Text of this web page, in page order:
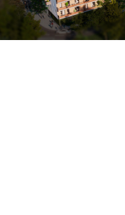
CENÍK
Byty